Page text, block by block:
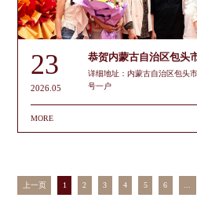
23
2026.05
恭贺内蒙古自治区包头
详细地址：内蒙古自治区包头
号一户
MORE
上一页 1 2 3 4 5 6